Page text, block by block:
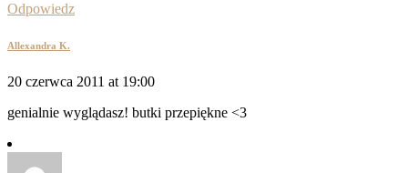
Odpowiedz
Allexandra K.
20 czerwca 2011 at 19:00
genialnie wyglądasz! butki przepiękne <3